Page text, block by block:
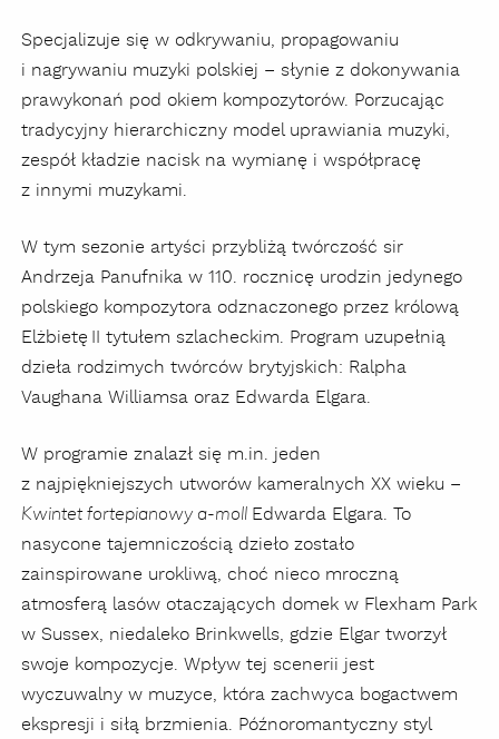
Specjalizuje się w odkrywaniu, propagowaniu
i nagrywaniu muzyki polskiej – słynie z dokonywania
prawykonań pod okiem kompozytorów. Porzucając
tradycyjny hierarchiczny model uprawiania muzyki,
zespół kładzie nacisk na wymianę i współpracę
z innymi muzykami.
W tym sezonie artyści przybliżą twórczość sir
Andrzeja Panufnika w 110. rocznicę urodzin jedynego
polskiego kompozytora odznaczonego przez królową
Elżbietę II tytułem szlacheckim. Program uzupełnią
dzieła rodzimych twórców brytyjskich: Ralpha
Vaughana Williamsa oraz Edwarda Elgara.
W programie znalazł się m.in. jeden
z najpiękniejszych utworów kameralnych XX wieku –
Kwintet fortepianowy a-moll Edwarda Elgara. To
nasycone tajemniczością dzieło zostało
zainspirowane urokliwą, choć nieco mroczną
atmosferą lasów otaczających domek w Flexham Park
w Sussex, niedaleko Brinkwells, gdzie Elgar tworzył
swoje kompozycje. Wpływ tej scenerii jest
wyczuwalny w muzyce, która zachwyca bogactwem
ekspresji i siłą brzmienia. Późnoromantyczny styl